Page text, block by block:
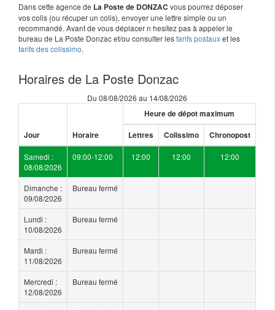
Dans cette agence de La Poste de DONZAC vous pourrez déposer
vos colis (ou récuper un colis), envoyer une lettre simple ou un
recommandé. Avant de vous déplacer n hesitez pas à appeler le
bureau de La Poste Donzac et/ou consulter lestarifs postauxet les
tarifs des colissimo.
Horaires de La Poste Donzac
Du 08/08/2026 au 14/08/2026
Jour Horaire
Heure de dépot maximum
Lettres Colissimo Chronopost
Samedi :
08/08/2026
09:00-12:00 12:00 12:00 12:00
Dimanche :
09/08/2026
Bureau fermé
Lundi :
10/08/2026
Bureau fermé
Mardi :
11/08/2026
Bureau fermé
Mercredi :
12/08/2026
Bureau fermé